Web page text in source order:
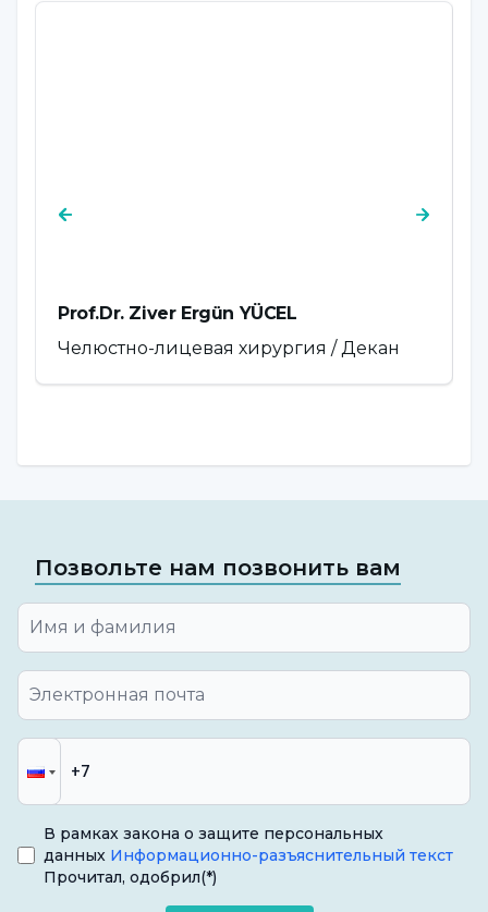
Prof.Dr. Ziver Ergün YÜCEL
Челюстно-лицевая хирургия / Декан
Позвольте нам позвонить вам
В рамках закона о защите персональных
данных Информационно-разъяснительный текст
Прочитал, одобрил(*)